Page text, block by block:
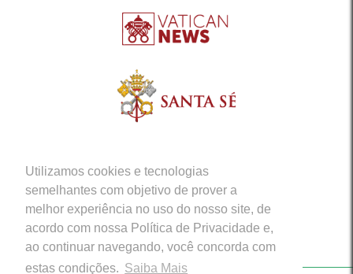
Utilizamos cookies e tecnologias
semelhantes com objetivo de prover a
melhor experiência no uso do nosso site, de
acordo com nossa Política de Privacidade e,
ao continuar navegando, você concorda com
estas condições. Saiba Mais